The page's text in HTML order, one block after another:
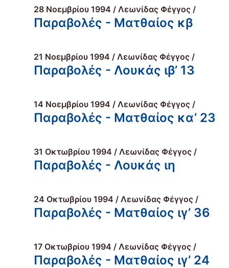
28 Νοεμβρίου 1994 / Λεωνίδας Φέγγος /
Παραβολές - Ματθαίος κβ
21 Νοεμβρίου 1994 / Λεωνίδας Φέγγος /
Παραβολές - Λουκάς ιβ’ 13
14 Νοεμβρίου 1994 / Λεωνίδας Φέγγος /
Παραβολές - Ματθαίος κα’ 23
31 Οκτωβρίου 1994 / Λεωνίδας Φέγγος /
Παραβολές - Λουκάς ιη
24 Οκτωβρίου 1994 / Λεωνίδας Φέγγος /
Παραβολές - Ματθαίος ιγ’ 36
17 Οκτωβρίου 1994 / Λεωνίδας Φέγγος /
Παραβολές - Ματθαίος ιγ’ 24